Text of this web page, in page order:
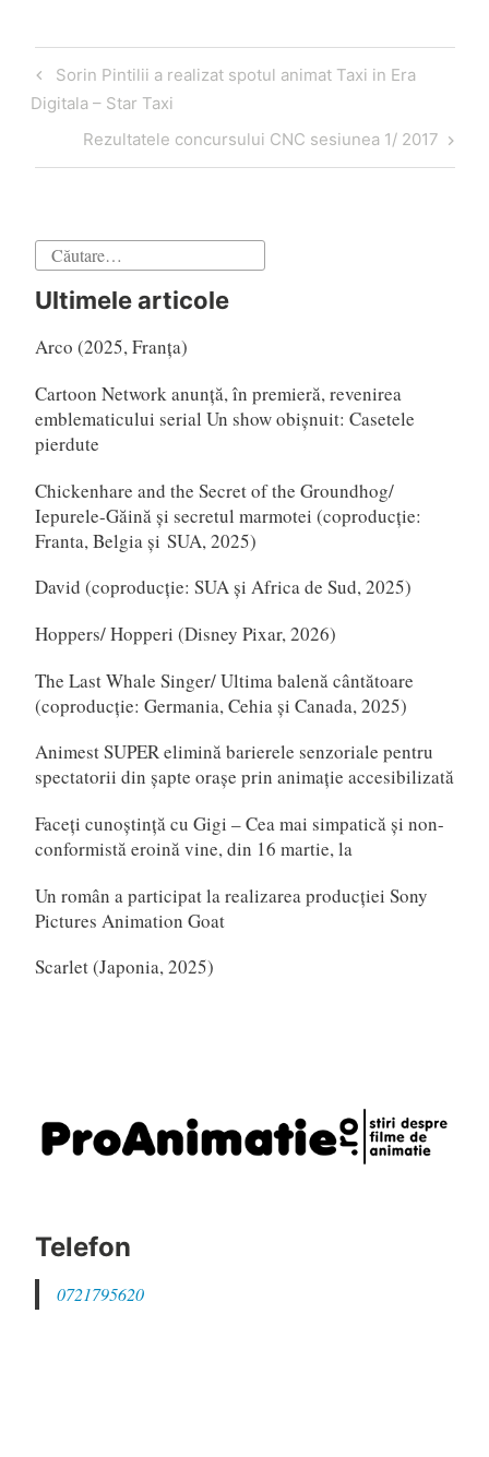
Navigare
în
articole
Articol
anterior
Sorin Pintilii a realizat spotul animat Taxi in Era
Digitala – Star Taxi
Articol
următor
Rezultatele concursului CNC sesiunea 1/ 2017
Caută
Ultimele articole
Arco (2025, Franța)
Cartoon Network anunță, în premieră, revenirea
emblematicului serial Un show obișnuit: Casetele
pierdute
Chickenhare and the Secret of the Groundhog/
Iepurele-Găină și secretul marmotei (coproducție:
Franta, Belgia și SUA, 2025)
David (coproducție: SUA și Africa de Sud, 2025)
Hoppers/ Hopperi (Disney Pixar, 2026)
The Last Whale Singer/ Ultima balenă cântătoare
(coproducție: Germania, Cehia și Canada, 2025)
Animest SUPER elimină barierele senzoriale pentru
spectatorii din șapte orașe prin animație accesibilizată
Faceți cunoștință cu Gigi – Cea mai simpatică și non-
conformistă eroină vine, din 16 martie, la
Un român a participat la realizarea producției Sony
Pictures Animation Goat
Scarlet (Japonia, 2025)
Telefon
0721795620